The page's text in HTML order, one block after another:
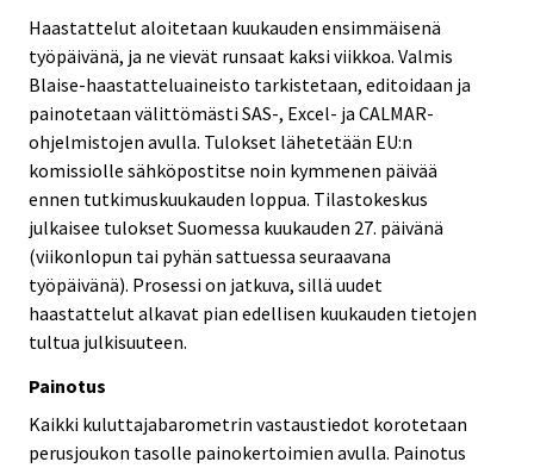
Haastattelut aloitetaan kuukauden ensimmäisenä
työpäivänä, ja ne vievät runsaat kaksi viikkoa. Valmis
Blaise-haastatteluaineisto tarkistetaan, editoidaan ja
painotetaan välittömästi SAS-, Excel- ja CALMAR-
ohjelmistojen avulla. Tulokset lähetetään EU:n
komissiolle sähköpostitse noin kymmenen päivää
ennen tutkimuskuukauden loppua. Tilastokeskus
julkaisee tulokset Suomessa kuukauden 27. päivänä
(viikonlopun tai pyhän sattuessa seuraavana
työpäivänä). Prosessi on jatkuva, sillä uudet
haastattelut alkavat pian edellisen kuukauden tietojen
tultua julkisuuteen.
Painotus
Kaikki kuluttajabarometrin vastaustiedot korotetaan
perusjoukon tasolle painokertoimien avulla. Painotus